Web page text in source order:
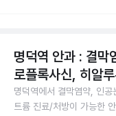
명덕역 안과 : 결막
로플록사신, 히알
명덕역에서 결막염약, 인
트륨 진료/처방이 가능한